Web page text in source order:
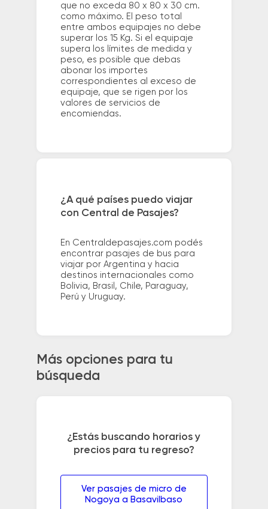
que no exceda 80 x 80 x 30 cm.
como máximo. El peso total
entre ambos equipajes no debe
superar los 15 Kg. Si el equipaje
supera los límites de medida y
peso, es posible que debas
abonar los importes
correspondientes al exceso de
equipaje, que se rigen por los
valores de servicios de
encomiendas.
¿A qué países puedo viajar
con Central de Pasajes?
En Centraldepasajes.com podés
encontrar pasajes de bus para
viajar por Argentina y hacia
destinos internacionales como
Bolivia, Brasil, Chile, Paraguay,
Perú y Uruguay.
Más opciones para tu
búsqueda
¿Estás buscando horarios y
precios para tu regreso?
Ver pasajes de micro de
Nogoya a Basavilbaso